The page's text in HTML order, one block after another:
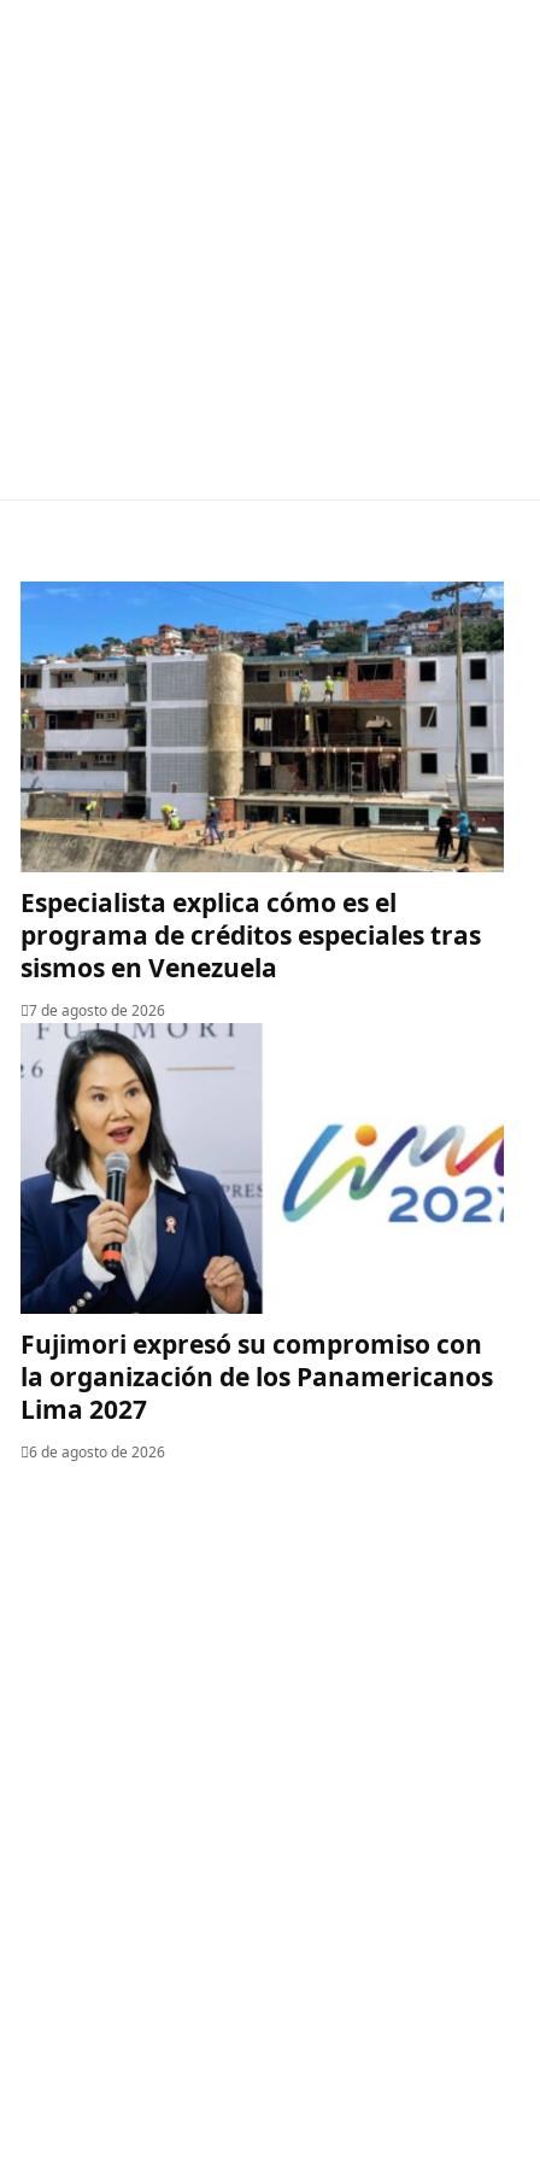
Especialista explica cómo es el
programa de créditos especiales tras
sismos en Venezuela
7 de agosto de 2026
Fujimori expresó su compromiso con
la organización de los Panamericanos
Lima 2027
6 de agosto de 2026